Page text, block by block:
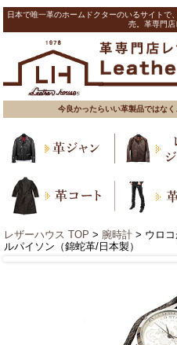
日本で唯一革のホームドクターのいるサイトで
売。革専門店
今良かったらいい革製品ではな
レザーハウス TOP > 腕時計 > ウロ
ルパイソン（錦蛇革/日本製）